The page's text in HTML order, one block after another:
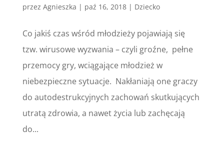
przez Agnieszka | paź 16, 2018| Dziecko
Co jakiś czas wśród młodzieży pojawiają się
tzw. wirusowe wyzwania – czyli groźne, pełne
przemocy gry, wciągające młodzież w
niebezpieczne sytuacje. Nakłaniają one graczy
do autodestrukcyjnych zachowań skutkujących
utratą zdrowia, a nawet życia lub zachęcają
do...